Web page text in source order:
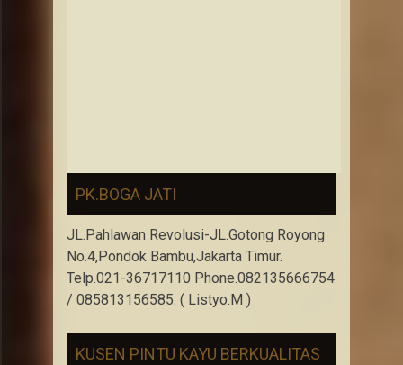
PK.BOGA JATI
JL.Pahlawan Revolusi-JL.Gotong Royong
No.4,Pondok Bambu,Jakarta Timur.
Telp.021-36717110 Phone.082135666754
/ 085813156585. ( Listyo.M )
KUSEN PINTU KAYU BERKUALITAS